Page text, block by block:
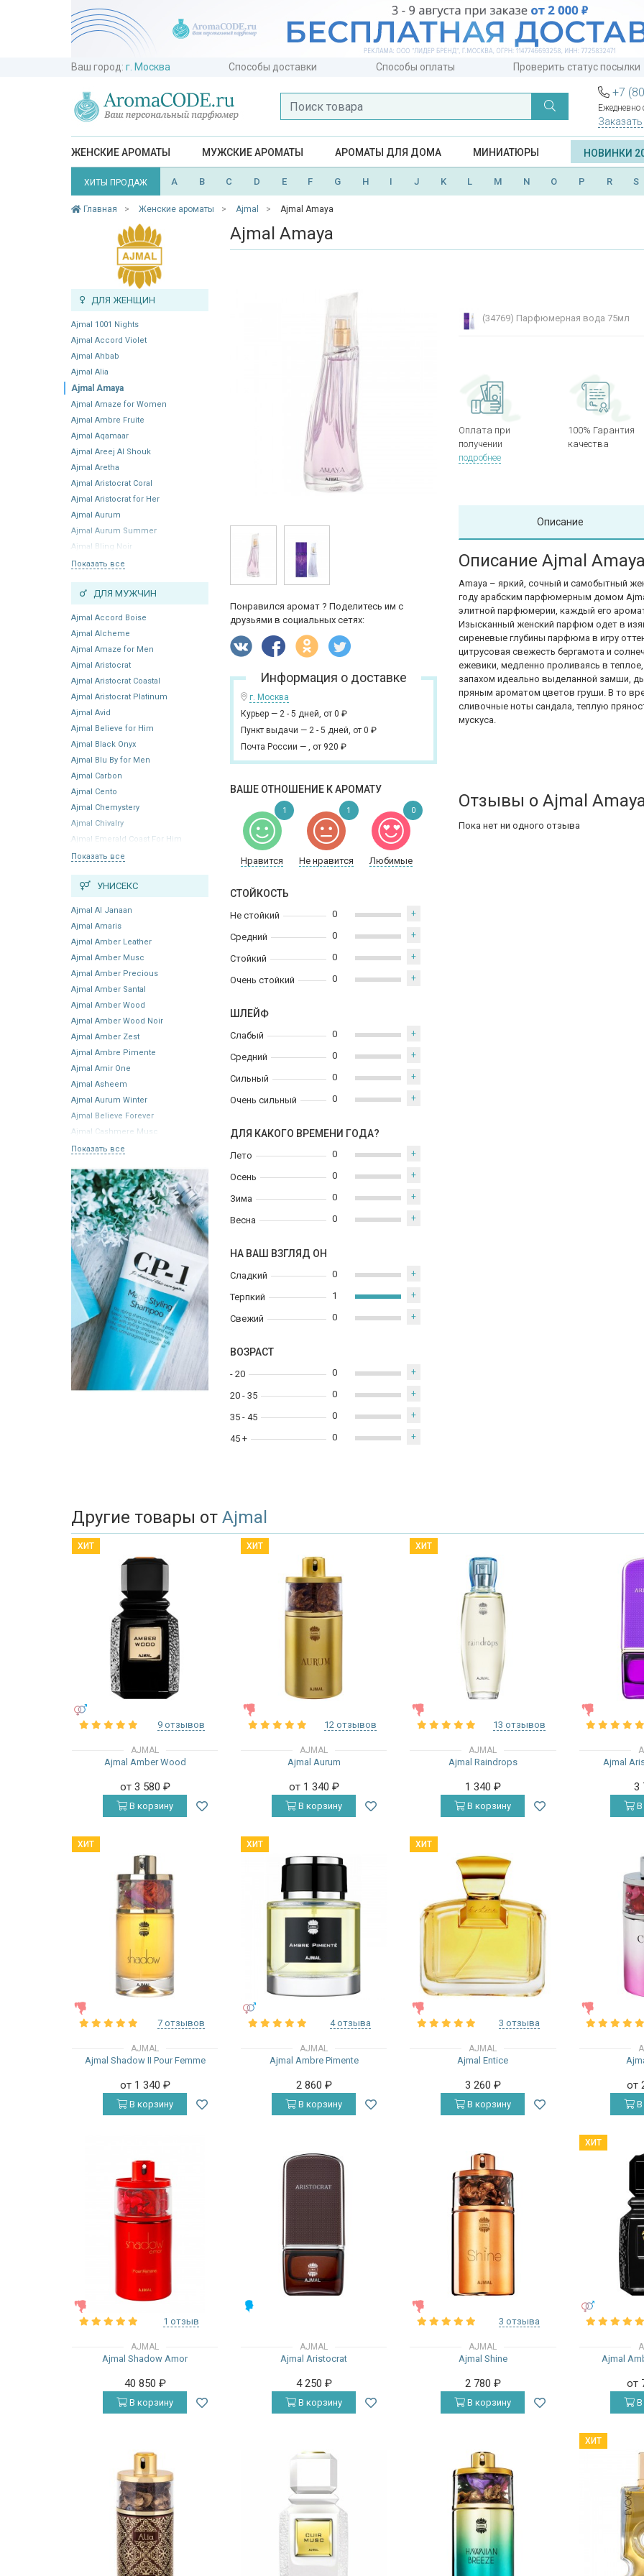
Ваш город: г. Москва Способы доставки Способы оплаты Проверить статус посылки
+7
Ежедневно
ЖЕНСКИЕ АРОМАТЫ МУЖСКИЕ АРОМАТЫ АРОМАТЫ ДЛЯ ДОМА МИНИАТЮРЫ НОВИНКИ
ХИТЫ ПРОДАЖ A B C D E F G H I J K L M N O P R S
Главная Женские ароматы Ajmal Ajmal Amaya
ДЛЯ ЖЕНЩИН
Ajmal 1001 Nights
Ajmal Accord Violet
Ajmal Ahbab
Ajmal Alia
Ajmal Amaya
Ajmal Amaze for Women
Ajmal Ambre Fruite
Ajmal Aqamaar
Ajmal Areej Al Shouk
Ajmal Aretha
Ajmal Aristocrat Coral
Ajmal Aristocrat for Her
Ajmal Aurum
Ajmal Aurum Summer
Ajmal Bling Noir
Показать все
ДЛЯ МУЖЧИН
Ajmal Accord Boise
Ajmal Alcheme
Ajmal Amaze for Men
Ajmal Aristocrat
Ajmal Aristocrat Coastal
Ajmal Aristocrat Platinum
Ajmal Avid
Ajmal Believe for Him
Ajmal Black Onyx
Ajmal Blu By for Men
Ajmal Carbon
Ajmal Cento
Ajmal Chemystery
Ajmal Chivalry
Ajmal Emerald Coast For Him
Показать все
УНИСЕКС
Ajmal Al Janaan
Ajmal Amaris
Ajmal Amber Leather
Ajmal Amber Musc
Ajmal Amber Precious
Ajmal Amber Santal
Ajmal Amber Wood
Ajmal Amber Wood Noir
Ajmal Amber Zest
Ajmal Ambre Pimente
Ajmal Amir One
Ajmal Asheem
Ajmal Aurum Winter
Ajmal Believe Forever
Ajmal Cashmere Musc
Показать все
Ajmal Amaya
Понравился аромат ? Поделитесь им с
друзьями в социальных сетях:
Информация о доставке
г. Москва
Курьер — 2 - 5 дней, от 0 ₽
Пункт выдачи — 2 - 5 дней, от 0 ₽
Почта России — , от 920 ₽
ВАШЕ ОТНОШЕНИЕ К АРОМАТУ
Нравится Не нравится Любимые
1 1 0
СТОЙКОСТЬ
Не стойкий
Средний
Стойкий
Очень стойкий
0 +
0 +
0 +
0 +
ШЛЕЙФ
Слабый
Средний
Сильный
Очень сильный
0 +
0 +
0 +
0 +
ДЛЯ КАКОГО ВРЕМЕНИ ГОДА?
Лето
Осень
Зима
Весна
0 +
0 +
0 +
0 +
НА ВАШ ВЗГЛЯД ОН
Сладкий
Терпкий
Свежий
0 +
1 +
0 +
ВОЗРАСТ
- 20
20 - 35
35 - 45
45 +
0 +
0 +
0 +
0 +
(34769) Парфюмерная вода 75мл
Оплата при
получении
подробнее
100% Гарантия
качества
Описание
Описание Ajmal
Amaya – яркий, сочный и самобытный
году арабским парфюмерным домом
элитной парфюмерии, каждый его
Изысканный женский парфюм одет в
сиреневые глубины парфюма в игру
цитрусовая свежесть бергамота и
ежевики, медленно проливаясь в
запахом идеально выделанной замши,
пряным ароматом цветов груши. В то
сливочные ноты сандала, теплую
мускуса.
Отзывы о Ajmal
Пока нет ни одного отзыва
Другие товары от Ajmal
ХИТ
9 отзывов
AJMAL
Ajmal Amber Wood
от 3 580 ₽
В корзину
ХИТ
12 отзывов
AJMAL
Ajmal Aurum
от 1 340 ₽
В корзину
ХИТ
13 отзывов
AJMAL
Ajmal Raindrops
1 340 ₽
В корзину
Ajmal
3
В
ХИТ
7 отзывов
AJMAL
Ajmal Shadow II Pour Femme
от 1 340 ₽
В корзину
ХИТ
4 отзыва
AJMAL
Ajmal Ambre Pimente
2 860 ₽
В корзину
ХИТ
3 отзыва
AJMAL
Ajmal Entice
3 260 ₽
В корзину
от
В
1 отзыв
AJMAL
Ajmal Shadow Amor
40 850 ₽
В корзину
AJMAL
Ajmal Aristocrat
4 250 ₽
В корзину
3 отзыва
AJMAL
Ajmal Shine
2 780 ₽
В корзину
ХИТ
Ajmal
от
В
ХИТ